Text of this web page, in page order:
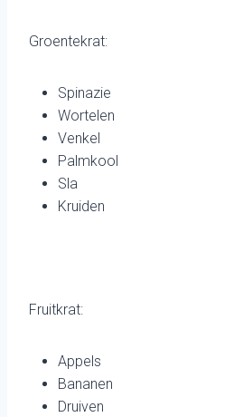
Groentekrat:
Spinazie
Wortelen
Venkel
Palmkool
Sla
Kruiden
Fruitkrat:
Appels
Bananen
Druiven